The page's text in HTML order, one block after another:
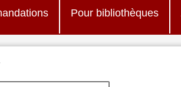
Pour bibliothèques